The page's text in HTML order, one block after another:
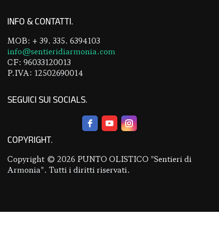
INFO & CONTATTI
MOB: + 39. 335. 6394103
info@sentieridiarmonia.com
CF: 96033120013
P.IVA: 12502690014
SEGUICI SUI SOCIALS
COPYRIGHT
Copyright © 2026 PUNTO OLISTICO "Sentieri di
Armonia". Tutti i diritti riservati.